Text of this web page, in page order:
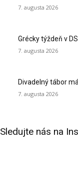
7. augusta 2026
Grécky týždeň v
7. augusta 2026
Divadelný tábor
7. augusta 2026
Sledujte nás na